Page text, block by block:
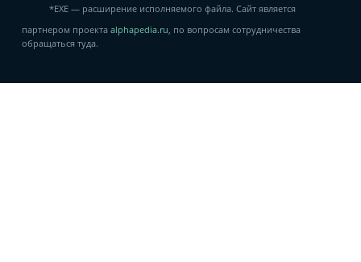
*EXE — расширение исполняемого файла. Сайт является
партнером проекта alphapedia.ru, по вопросам сотрудничества
обращаться туда.